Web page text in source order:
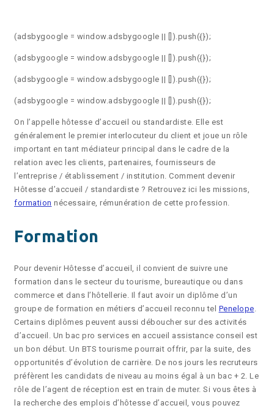
(adsbygoogle = window.adsbygoogle || []).push({});
(adsbygoogle = window.adsbygoogle || []).push({});
(adsbygoogle = window.adsbygoogle || []).push({});
(adsbygoogle = window.adsbygoogle || []).push({});
On l’appelle hôtesse d’accueil ou standardiste. Elle est
généralement le premier interlocuteur du client et joue un rôle
important en tant médiateur principal dans le cadre de la
relation avec les clients, partenaires, fournisseurs de
l’entreprise / établissement / institution. Comment devenir
Hôtesse d’accueil / standardiste ? Retrouvez ici les missions,
formation nécessaire, rémunération de cette profession.
Formation
Pour devenir Hôtesse d’accueil, il convient de suivre une
formation dans le secteur du tourisme, bureautique ou dans
commerce et dans l’hôtellerie. Il faut avoir un diplôme d’un
groupe de formation en métiers d’accueil reconnu tel Penelope.
Certains diplômes peuvent aussi déboucher sur des activités
d’accueil. Un bac pro services en accueil assistance conseil est
un bon début. Un BTS tourisme pourrait offrir, par la suite, des
opportunités d’évolution de carrière. De nos jours les recruteurs
préfèrent les candidats de niveau au moins égal à un bac + 2. Le
rôle de l’agent de réception est en train de muter. Si vous êtes à
la recherche des emplois d’hôtesse d’accueil, vous pouvez